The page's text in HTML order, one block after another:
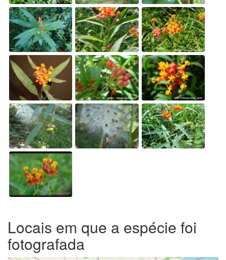
Locais em que a espécie foi
fotografada